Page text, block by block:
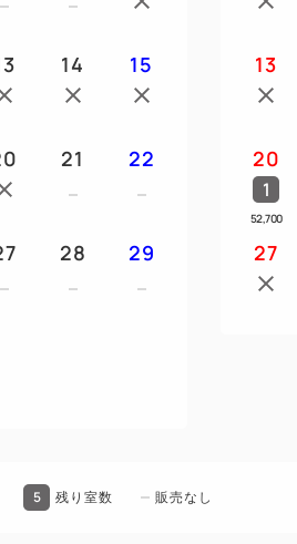
・キャン
■館内設備
【ホテル
14 15
21 22
28 29
13
20
1
52,700
27
5 残り室数 販売なし